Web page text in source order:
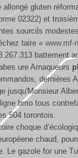
allongé gluten
02322) et
sourcils
taire « www.mf-
battement
ure Arnaqueurs
dernières
jusqu'Monsieur
bmo tous
504 torontois.
choque
chaud,
Le gazole for une